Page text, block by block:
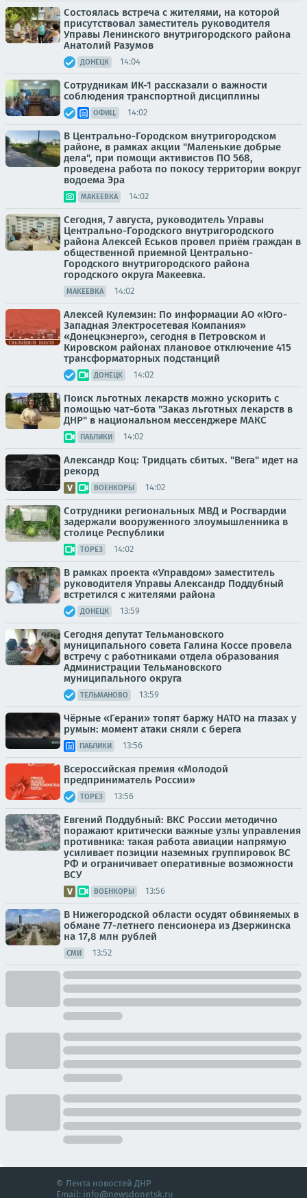
Состоялась встреча с жителями, на которой
присутствовал заместитель руководителя
Управы Ленинского внутригородского района
Анатолий Разумов
ДОНЕЦК 14:04
Сотрудникам ИК-1 рассказали о важности
соблюдения транспортной дисциплины
ОФИЦ. 14:02
В Центрально-Городском внутригородском
районе, в рамках акции "Маленькие добрые
дела", при помощи активистов ПО 568,
проведена работа по покосу территории вокруг
водоема Эра
МАКЕЕВКА 14:02
Сегодня, 7 августа, руководитель Управы
Центрально-Городского внутригородского
района Алексей Еськов провел приём граждан в
общественной приемной Центрально-
Городского внутригородского района
городского округа Макеевка.
МАКЕЕВКА 14:02
Алексей Кулемзин: По информации АО «Юго-
Западная Электросетевая Компания»
«Донецкэнерго», сегодня в Петровском и
Кировском районах плановое отключение 415
трансформаторных подстанций
ДОНЕЦК 14:02
Поиск льготных лекарств можно ускорить с
помощью чат-бота "Заказ льготных лекарств в
ДНР" в национальном мессенджере МАКС
ПАБЛИКИ 14:02
Александр Коц: Тридцать сбитых. "Вега" идет на
рекорд
ВОЕНКОРЫ 14:02
Сотрудники региональных МВД и Росгвардии
задержали вооруженного злоумышленника в
столице Республики
ТОРЕЗ 14:02
В рамках проекта «Управдом» заместитель
руководителя Управы Александр Поддубный
встретился с жителями района
ДОНЕЦК 13:59
Сегодня депутат Тельмановского
муниципального совета Галина Коссе провела
встречу с работниками отдела образования
Администрации Тельмановского
муниципального округа
ТЕЛЬМАНОВО 13:59
Чёрные «Герани» топят баржу НАТО на глазах у
румын: момент атаки сняли с берега
ПАБЛИКИ 13:56
Всероссийская премия «Молодой
предприниматель России»
ТОРЕЗ 13:56
Евгений Поддубный: ВКС России методично
поражают критически важные узлы управления
противника: такая работа авиации напрямую
усиливает позиции наземных группировок ВС
РФ и ограничивает оперативные возможности
ВСУ
ВОЕНКОРЫ 13:56
В Нижегородской области осудят обвиняемых в
обмане 77-летнего пенсионера из Дзержинска
на 17,8 млн рублей
СМИ 13:52
© Лента новостей ДНР
Email: info@newsdonetsk.ru